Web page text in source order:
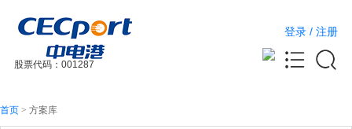
股票代码：001287
登录 / 注册
首页 > 方案库